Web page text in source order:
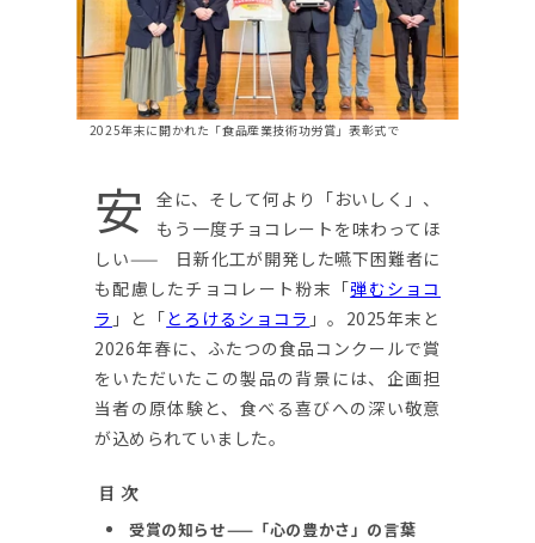
2025年末に開かれた「食品産業技術功労賞」表彰式で
安
全に、そして何より「おいしく」、
もう一度チョコレートを味わってほ
しい—— 日新化工が開発した嚥下困難者に
も配慮したチョコレート粉末「弾むショコ
ラ 」と「とろけるショコラ 」。2025年末と
2026年春に、ふたつの食品コンクールで賞
をいただいたこの製品の背景には、企画担
当者の原体験と、食べる喜びへの深い敬意
が込められていました。
目 次
受賞の知らせ——「心の豊かさ」の言葉